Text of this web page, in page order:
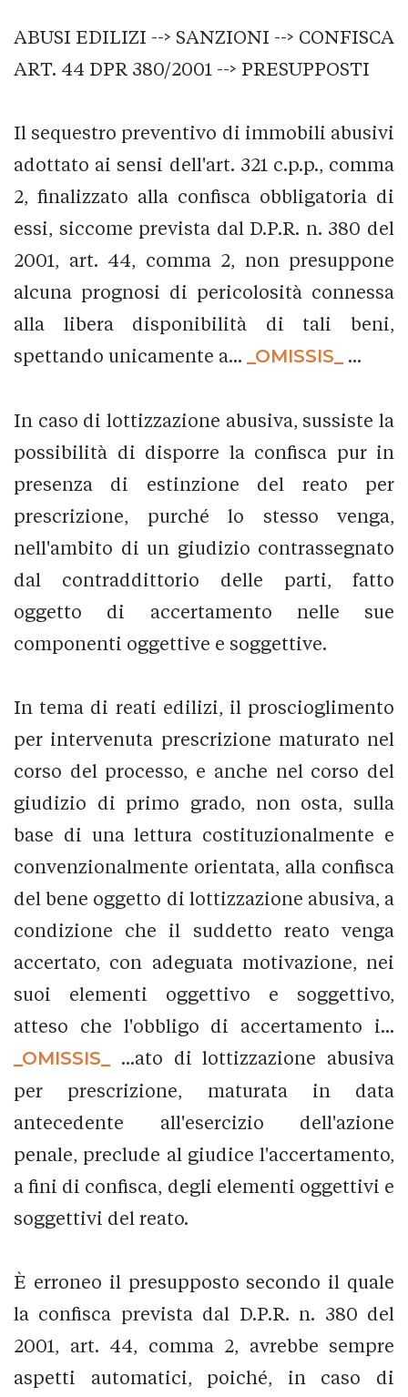
ABUSI EDILIZI --> SANZIONI --> CONFISCA
ART. 44 DPR 380/2001 --> PRESUPPOSTI
Il sequestro preventivo di immobili abusivi
adottato ai sensi dell'art. 321 c.p.p., comma
2, finalizzato alla confisca obbligatoria di
essi, siccome prevista dal D.P.R. n. 380 del
2001, art. 44, comma 2, non presuppone
alcuna prognosi di pericolosità connessa
alla libera disponibilità di tali beni,
spettando unicamente a...
_OMISSIS_ ...
In caso di lottizzazione abusiva, sussiste la
possibilità di disporre la confisca pur in
presenza di estinzione del reato per
prescrizione, purché lo stesso venga,
nell'ambito di un giudizio contrassegnato
dal contraddittorio delle parti, fatto
oggetto di accertamento nelle sue
componenti oggettive e soggettive.
In tema di reati edilizi, il proscioglimento
per intervenuta prescrizione maturato nel
corso del processo, e anche nel corso del
giudizio di primo grado, non osta, sulla
base di una lettura costituzionalmente e
convenzionalmente orientata, alla confisca
del bene oggetto di lottizzazione abusiva, a
condizione che il suddetto reato venga
accertato, con adeguata motivazione, nei
suoi elementi oggettivo e soggettivo,
atteso che l'obbligo di accertamento i...
_OMISSIS_
...ato di lottizzazione abusiva
per prescrizione, maturata in data
antecedente all'esercizio dell'azione
penale, preclude al giudice l'accertamento,
a fini di confisca, degli elementi oggettivi e
soggettivi del reato.
È erroneo il presupposto secondo il quale
la confisca prevista dal D.P.R. n. 380 del
2001, art. 44, comma 2, avrebbe sempre
aspetti automatici, poiché, in caso di